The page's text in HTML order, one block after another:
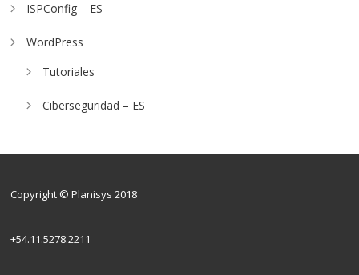
ISPConfig – ES
WordPress
Tutoriales
Ciberseguridad – ES
Copyright © Planisys 2018
+54.11.5278.2211